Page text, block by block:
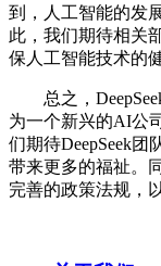
到，人工智能的发
此，我们期待相关
保人工智能技术的
总之，
为一个新兴的AI公
们期待DeepSeek
带来更多的福祉。
完善的政策法规，